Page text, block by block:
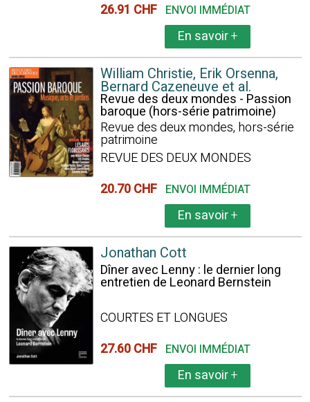
26.91 CHF ENVOI IMMÉDIAT
En savoir+
William Christie, Erik Orsenna,
Bernard Cazeneuve et al.
Revue des deux mondes - Passion
baroque (hors-série patrimoine)
Revue des deux mondes, hors-série
patrimoine
REVUE DES DEUX MONDES
20.70 CHF ENVOI IMMÉDIAT
En savoir+
Jonathan Cott
Dîner avec Lenny : le dernier long
entretien de Leonard Bernstein
COURTES ET LONGUES
27.60 CHF ENVOI IMMÉDIAT
En savoir+